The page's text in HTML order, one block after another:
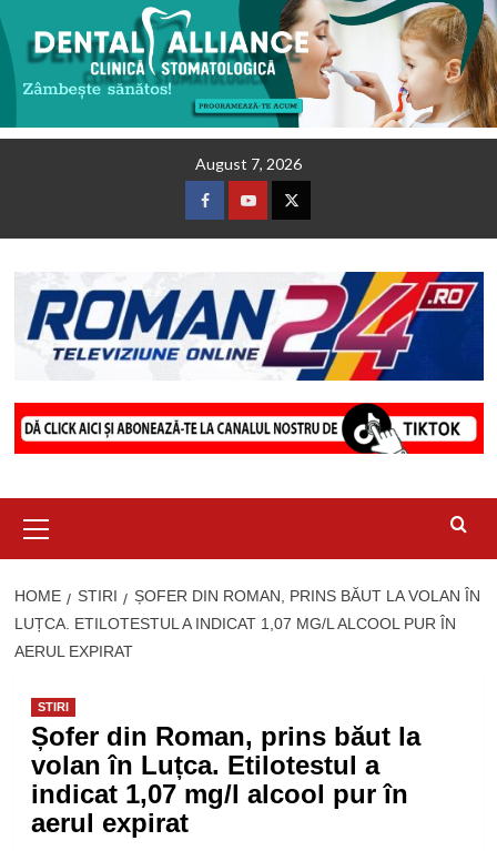
August 7, 2026
FacebookYoutubeTwitter
Menu
HOME STIRI
ȘOFER DIN ROMAN, PRINS BĂUT LA VOLAN ÎN
LUȚCA. ETILOTESTUL A INDICAT 1,07 MG/L ALCOOL PUR ÎN
AERUL EXPIRAT
STIRI
Șofer din Roman, prins băut la
volan în Luțca. Etilotestul a
indicat 1,07 mg/l alcool pur în
aerul expirat